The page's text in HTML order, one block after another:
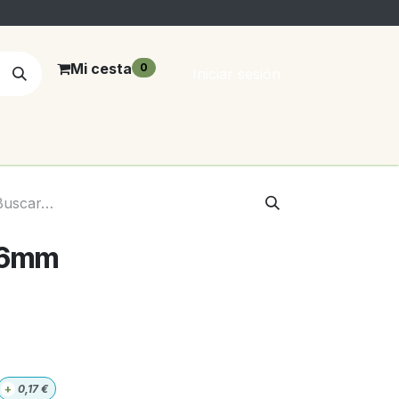
Mi cesta 0
+ 0,17€